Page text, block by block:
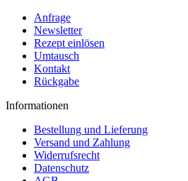
Anfrage
Newsletter
Rezept einlösen
Umtausch
Kontakt
Rückgabe
Informationen
Bestellung und Lieferung
Versand und Zahlung
Widerrufsrecht
Datenschutz